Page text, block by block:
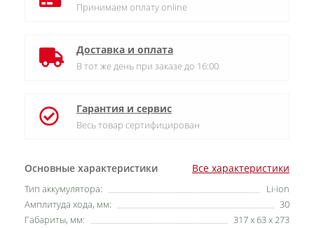
Основные характеристики Все характеристики
Тип аккумулятора:
Li-ion
Амплитуда хода, мм:
30
Габариты, мм:
317 х 63 х 273
Принимаем оплату online
Доставка и оплата
В тот же день при заказе до 16:00
Гарантия и сервис
Весь товар сертифицирован